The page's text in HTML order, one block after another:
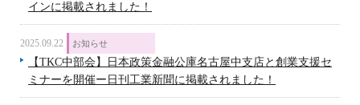
インに掲載されました！
2025.09.22 お知らせ
【TKC中部会】日本政策金融公庫名古屋中支店と創業支援セ
ミナーを開催ー日刊工業新聞に掲載されました！